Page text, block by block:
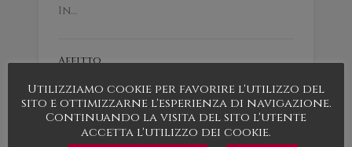
In…
Affitto
Contattare agenzia
Utilizziamo cookie per favorire l'utilizzo del
sito e ottimizzarne l'esperienza di navigazione.
Continuando la visita del sito l'utente
accetta l'utilizzo dei cookie.